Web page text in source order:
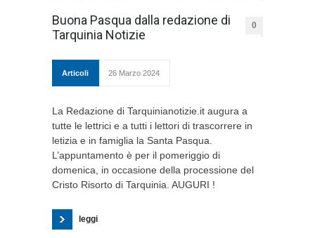
Buona Pasqua dalla redazione di
Tarquinia Notizie
0
Articoli 26 Marzo 2024
La Redazione di Tarquinianotizie.it augura a
tutte le lettrici e a tutti i lettori di trascorrere in
letizia e in famiglia la Santa Pasqua.
L’appuntamento è per il pomeriggio di
domenica, in occasione della processione del
Cristo Risorto di Tarquinia. AUGURI !
leggi